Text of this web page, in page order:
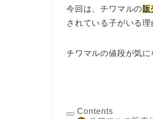
今回は、チワマルの販
されている子がいる
チワマルの値段が気に
Contents